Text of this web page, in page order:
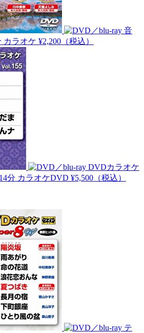
音
カラオケ ¥2,200（税込）
DVDカラオケ
分 カラオケDVD ¥5,500（税込）
テ